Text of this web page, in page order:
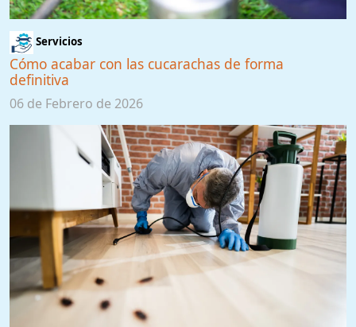
Servicios
Cómo acabar con las cucarachas de forma
definitiva
06 de Febrero de 2026